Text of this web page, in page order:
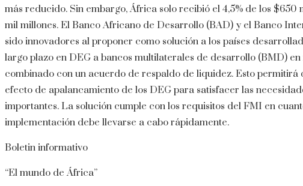
más reducido. Sin embargo, África solo recibió el 4,5% de los $650
mil millones. El Banco Africano de Desarrollo (BAD) y el Banco
sido innovadores al proponer como solución a los países
largo plazo en DEG a bancos multilaterales de desarrollo (BMD)
combinado con un acuerdo de respaldo de liquidez. Esto
efecto de apalancamiento de los DEG para satisfacer las
importantes. La solución cumple con los requisitos del FMI en
implementación debe llevarse a cabo rápidamente.
Boletin informativo
“El mundo de África”